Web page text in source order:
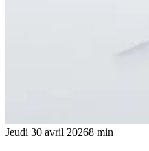
Jeudi 30 avril 20268 min